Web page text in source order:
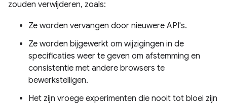
zouden verwijderen, zoals:
Ze worden vervangen door nieuwere API's.
Ze worden bijgewerkt om wijzigingen in de
specificaties weer te geven om afstemming en
consistentie met andere browsers te
bewerkstelligen.
Het zijn vroege experimenten die nooit tot bloei zijn